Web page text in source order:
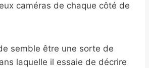
caméras de chaque côté de
semble être une sorte de
laquelle il essaie de décrire